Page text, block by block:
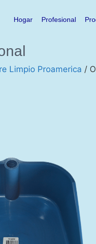
Hogar Profesional
Limpio Proamerica /